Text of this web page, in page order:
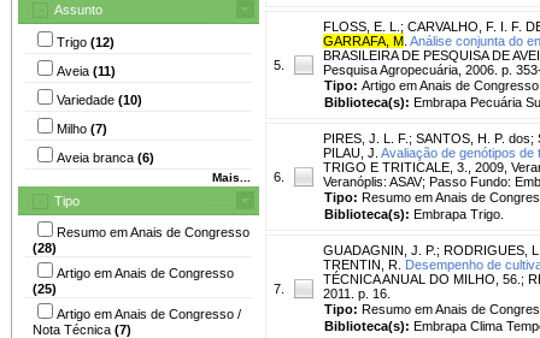
Assunto
Trigo (12)
Aveia (11)
Variedade (10)
Milho (7)
Aveia branca (6)
Mais...
Tipo
Resumo em Anais de Congresso
(28)
Artigo em Anais de Congresso
(25)
Artigo em Anais de Congresso /
Nota Técnica (7)
5.
FLOSS, E. L. ; CARVALHO, F. I. F.
GARRAFA, M Análise conjunta do
BRASILEIRA DE PESQUISA DE
Pesquisa Agropecuária, 2006. p.
Tipo: Artigo em Anais de Congresso
Biblioteca(s): Embrapa Pecuária
6.
PIRES, J. L. F. ; SANTOS, H. P. dos;
PILAU, J. Avaliação de genótipos
TRIGO E TRITICALE, 3., 2009,
Veranóplis: ASAV; Passo Fundo:
Tipo: Resumo em Anais de
Biblioteca(s): Embrapa Trigo.
7.
GUADAGNIN, J. P. ; RODRIGUES,
TRENTIN, R. Desempenho de
TÉCNICA ANUAL DO MILHO, 56.;
2011. p. 16.
Tipo: Resumo em Anais de
Biblioteca(s): Embrapa Clima